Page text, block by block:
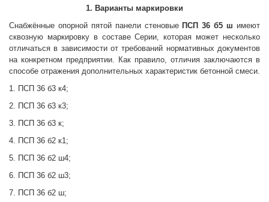
1. Варианты маркировки
Снабжённые опорной пятой панели стеновые ПСП 36 б5 ш имеют
сквозную маркировку в составе Серии, которая может несколько
отличаться в зависимости от требований нормативных документов
на конкретном предприятии. Как правило, отличия заключаются в
способе отражения дополнительных характеристик бетонной смеси.
1. ПСП 36 б3 к4;
2. ПСП 36 б3 к3;
3. ПСП 36 б3 к;
4. ПСП 36 б2 к1;
5. ПСП 36 б2 ш4;
6. ПСП 36 б2 ш3;
7. ПСП 36 б2 ш;